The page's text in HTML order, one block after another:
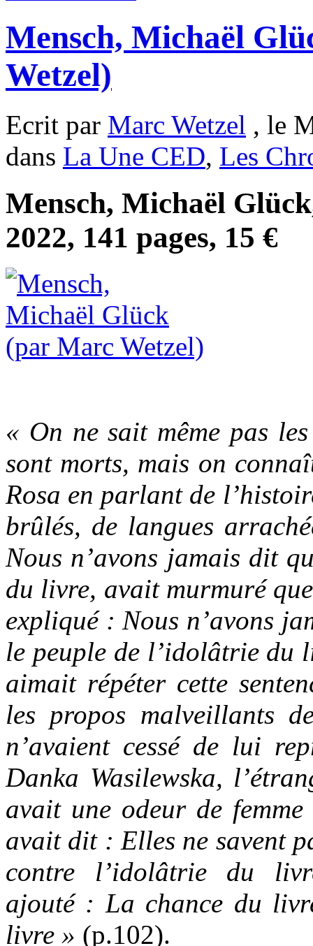
Mensch, Michaël
Wetzel)
Ecrit par Marc Wetzel , le
dans La Une CED, Les
Mensch, Michaël
2022, 141 pages, 15 €
« On ne sait même pas
sont morts, mais on
Rosa en parlant de
brûlés, de langues
Nous n’avons jamais dit
du livre, avait murmuré
expliqué : Nous n’avons
le peuple de l’idolâtrie du
aimait répéter cette
les propos malveillants
n’avaient cessé de lui
Danka Wasilewska,
avait une odeur de
avait dit : Elles ne savent
contre l’idolâtrie du
ajouté : La chance du
livre » (p.102).